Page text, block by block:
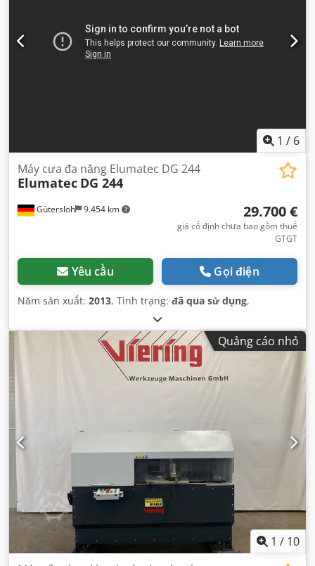
1 / 6
Gütersloh 9.454 km
Máy cưa đa năng Elumatec DG 244
Elumatec DG 244
29.700 €
giá cố định chưa bao gồm thuế
GTGT
Yêu cầu Gọi điện
Năm sản xuất: 2013, Tình trạng: đã qua sử dụng,
Quảng cáo nhỏ
1 / 10